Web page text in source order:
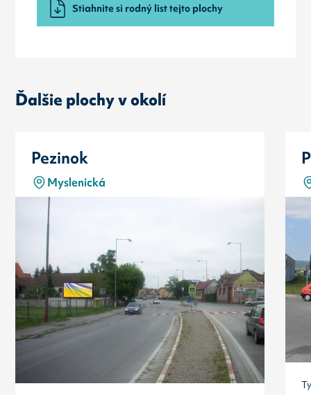
Stiahnite si rodný list tejto plochy
Ďalšie plochy v okolí
Pezinok
Myslenická